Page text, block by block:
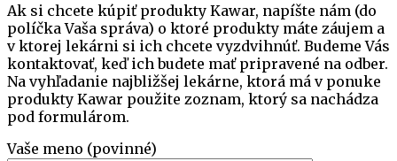
Ak si chcete kúpiť produkty Kawar, napíšte nám (do
políčka Vaša správa) o ktoré produkty máte záujem a
v ktorej lekárni si ich chcete vyzdvihnúť. Budeme Vás
kontaktovať, keď ich budete mať pripravené na odber.
Na vyhľadanie najbližšej lekárne, ktorá má v ponuke
produkty Kawar použite zoznam, ktorý sa nachádza
pod formulárom.
Vaše meno (povinné)